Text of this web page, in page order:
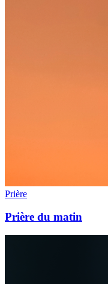
Prière
Prière du matin